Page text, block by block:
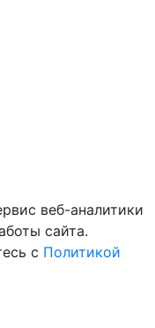
веб-аналитики
сайта.
с Политикой